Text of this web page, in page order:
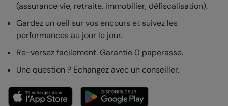
(assurance vie, retraite, immobilier, défiscalisation).
Gardez un oeil sur vos encours et suivez les
performances au jour le jour.
Re-versez facilement. Garantie 0 paperasse.
Une question ? Echangez avec un conseiller.